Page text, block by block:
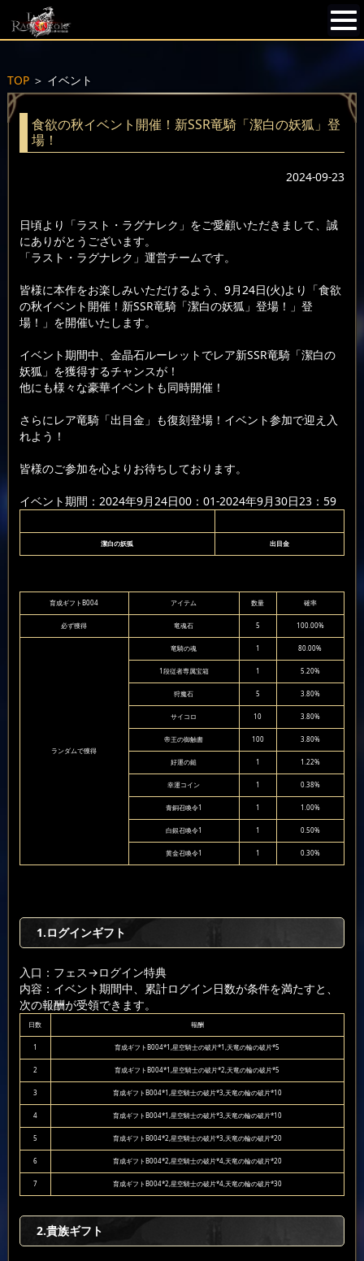
TOP＞ イベント
食欲の秋イベント開催！新SSR竜騎「潔白の妖狐」登
場！
2024-09-23
日頃より「ラスト・ラグナレク」をご愛顧いただきまして、誠
にありがとうございます。
「ラスト・ラグナレク」運営チームです。
皆様に本作をお楽しみいただけるよう、9月24日(火)より「食欲
の秋イベント開催！新SSR竜騎「潔白の妖狐」登場！」登
場！」を開催いたします。
イベント期間中、金晶石ルーレットでレア新SSR竜騎「潔白の
妖狐」を獲得するチャンスが！
他にも様々な豪華イベントも同時開催！
さらにレア竜騎「出目金」も復刻登場！イベント参加で迎え入
れよう！
皆様のご参加を心よりお待ちしております。
イベント期間：2024年9月24日00：01-2024年9月30日23：59
潔白の妖狐 出目金
育成ギフトB004 アイテム 数量 確率
必ず獲得 竜魂石 5 100.00%
ランダムで獲得
竜騎の魂 1 80.00%
1段従者専属宝箱 1 5.20%
狩魔石 5 3.80%
サイコロ 10 3.80%
帝王の御触書 100 3.80%
好運の鎚 1 1.22%
幸運コイン 1 0.38%
青銅召喚令1 1 1.00%
白銀召喚令1 1 0.50%
黄金召喚令1 1 0.30%
1.ログインギフト
入口：フェス→ログイン特典
内容：イベント期間中、累計ログイン日数が条件を満たすと、
次の報酬が受領できます。
日数 報酬
1 育成ギフトB004*1,星空騎士の破片*1,天竜の輪の破片*5
2 育成ギフトB004*1,星空騎士の破片*2,天竜の輪の破片*5
3 育成ギフトB004*1,星空騎士の破片*3,天竜の輪の破片*10
4 育成ギフトB004*1,星空騎士の破片*3,天竜の輪の破片*10
5 育成ギフトB004*2,星空騎士の破片*3,天竜の輪の破片*20
6 育成ギフトB004*2,星空騎士の破片*4,天竜の輪の破片*20
7 育成ギフトB004*2,星空騎士の破片*4,天竜の輪の破片*30
2.貴族ギフト